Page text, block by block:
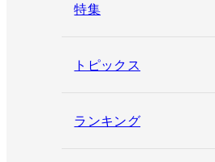
特集
トピックス
ランキング